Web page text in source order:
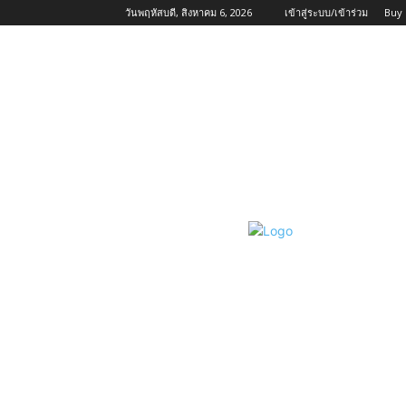
วันพฤหัสบดี, สิงหาคม 6, 2026 เข้าสู่ระบบ/เข้าร่วม Buy